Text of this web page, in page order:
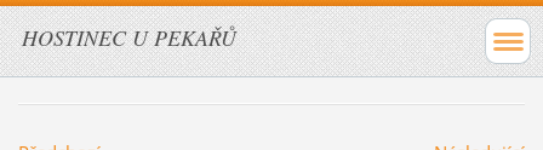
HOSTINEC U PEKAŘŮ